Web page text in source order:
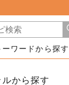
ワードから探す
から探す